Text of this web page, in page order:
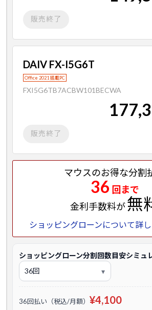
販売終了
DAIV FX-I5G6T
Office 2021 搭載PC
FXI5G6TB7ACBW101BECWA
販売終了
マウスのお得な分割
36 回まで
金利手数料が無
ショッピングローンについて詳
ショッピングローン分割回数目安シミュ
36回払い（税込/月額） ¥4,100